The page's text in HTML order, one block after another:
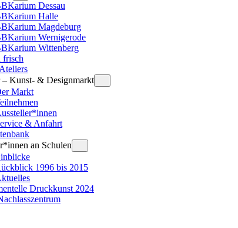
Dessau
Halle
Magdeburg
Wernigerode
Wittenberg
frisch
– Kunst- & Designmarkt
Markt
& Anfahrt
an Schulen
1996 bis 2015
Druckkunst 2024